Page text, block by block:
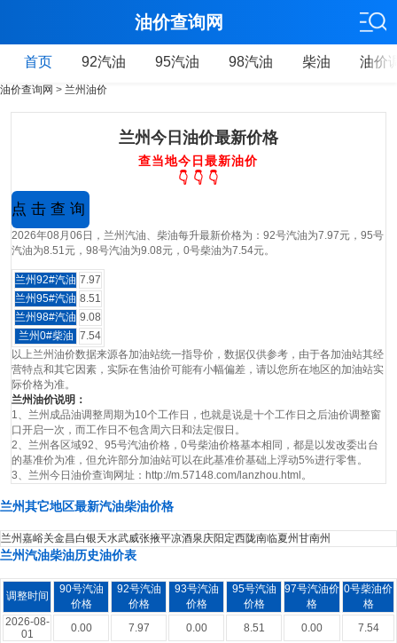
油价查询网
首页 92汽油 95汽油 98汽油 柴油 油价
油价查询网 > 兰州油价
兰州今日油价最新价格
查当地今日最新油价
👇 👇 👇
2026年08月06日，兰州汽油、柴油每升最新价格为：92号汽油为7.97元，95号
汽油为8.51元，98号汽油为9.08元，0号柴油为7.54元。
兰州92#汽油 7.97
兰州95#汽油 8.51
兰州98#汽油 9.08
兰州0#柴油
7.54
以上兰州油价数据来源各加油站统一指导价，数据仅供参考，由于各加油站其经
营特点和其它因素，实际在售油价可能有小幅偏差，请以您所在地区的加油站实
际价格为准。
兰州油价说明：
1、兰州成品油调整周期为10个工作日，也就是说是十个工作日之后油价调整窗
口开启一次，而工作日不包含周六日和法定假日。
2、兰州各区域92、95号汽油价格，0号柴油价格基本相同，都是以发改委出台
的基准价为准，但允许部分加油站可以在此基准价基础上浮动5%进行零售。
3、兰州今日油价查询网址：http://m.57148.com/lanzhou.html。
兰州其它地区最新汽油柴油价格
兰州嘉峪关金昌白银天水武威张掖平凉酒泉庆阳定西陇南临夏州甘南州
兰州汽油柴油历史油价表
调整时间
90号汽油
价格
92号汽油
价格
93号汽油
价格
95号汽油
价格
97号汽油价
格
0号柴油价
格
2026-08-
01
0.00 7.97 0.00 8.51 0.00
7.54